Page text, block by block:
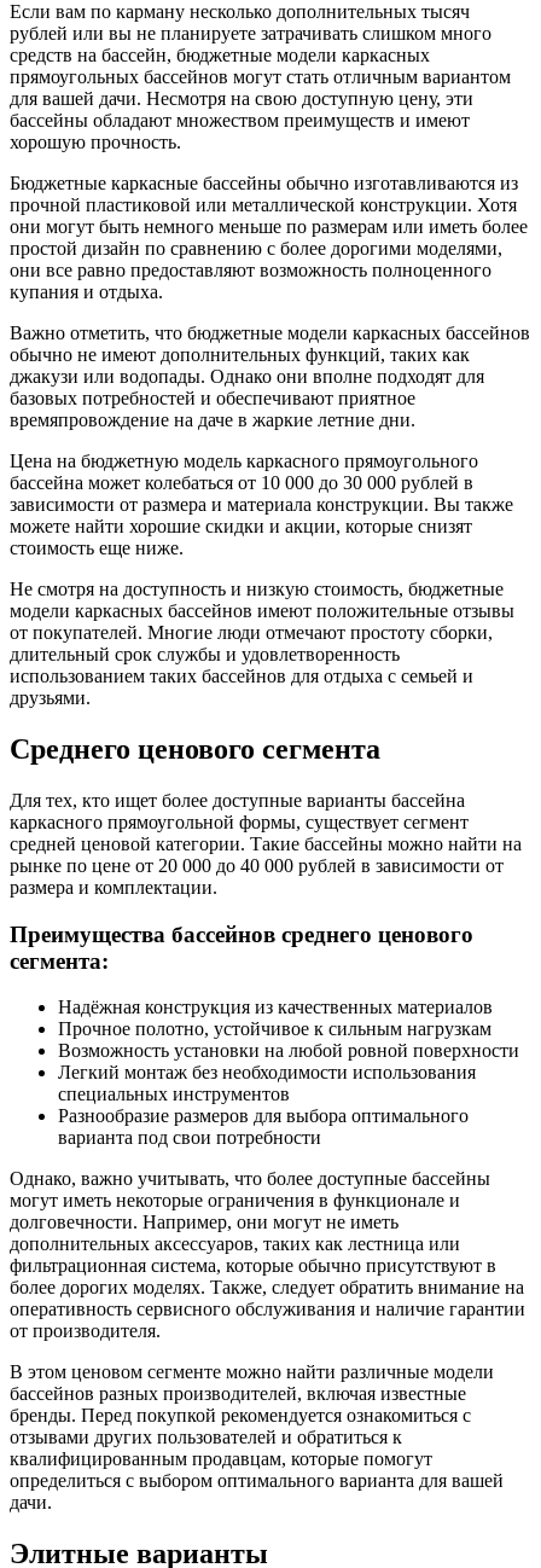
Если вам по карману несколько дополнительных тысяч
рублей или вы не планируете затрачивать слишком много
средств на бассейн, бюджетные модели каркасных
прямоугольных бассейнов могут стать отличным вариантом
для вашей дачи. Несмотря на свою доступную цену, эти
бассейны обладают множеством преимуществ и имеют
хорошую прочность.
Бюджетные каркасные бассейны обычно изготавливаются из
прочной пластиковой или металлической конструкции. Хотя
они могут быть немного меньше по размерам или иметь более
простой дизайн по сравнению с более дорогими моделями,
они все равно предоставляют возможность полноценного
купания и отдыха.
Важно отметить, что бюджетные модели каркасных бассейнов
обычно не имеют дополнительных функций, таких как
джакузи или водопады. Однако они вполне подходят для
базовых потребностей и обеспечивают приятное
времяпровождение на даче в жаркие летние дни.
Цена на бюджетную модель каркасного прямоугольного
бассейна может колебаться от 10 000 до 30 000 рублей в
зависимости от размера и материала конструкции. Вы также
можете найти хорошие скидки и акции, которые снизят
стоимость еще ниже.
Не смотря на доступность и низкую стоимость, бюджетные
модели каркасных бассейнов имеют положительные отзывы
от покупателей. Многие люди отмечают простоту сборки,
длительный срок службы и удовлетворенность
использованием таких бассейнов для отдыха с семьей и
друзьями.
Среднего ценового сегмента
Для тех, кто ищет более доступные варианты бассейна
каркасного прямоугольной формы, существует сегмент
средней ценовой категории. Такие бассейны можно найти на
рынке по цене от 20 000 до 40 000 рублей в зависимости от
размера и комплектации.
Преимущества бассейнов среднего ценового
сегмента:
Надёжная конструкция из качественных материалов
Прочное полотно, устойчивое к сильным нагрузкам
Возможность установки на любой ровной поверхности
Легкий монтаж без необходимости использования
специальных инструментов
Разнообразие размеров для выбора оптимального
варианта под свои потребности
Однако, важно учитывать, что более доступные бассейны
могут иметь некоторые ограничения в функционале и
долговечности. Например, они могут не иметь
дополнительных аксессуаров, таких как лестница или
фильтрационная система, которые обычно присутствуют в
более дорогих моделях. Также, следует обратить внимание на
оперативность сервисного обслуживания и наличие гарантии
от производителя.
В этом ценовом сегменте можно найти различные модели
бассейнов разных производителей, включая известные
бренды. Перед покупкой рекомендуется ознакомиться с
отзывами других пользователей и обратиться к
квалифицированным продавцам, которые помогут
определиться с выбором оптимального варианта для вашей
дачи.
Элитные варианты